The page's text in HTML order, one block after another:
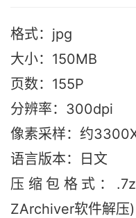
格式：jpg
大小：150MB
页数：155P
分辨率：300dpi
像素采样：约
语言版本：日文
压缩包格式：
ZArchiver软件解压)